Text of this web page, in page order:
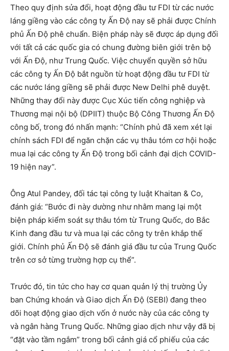
Theo quy định sửa đổi, hoạt động đầu tư FDI từ các nước
láng giềng vào các công ty Ấn Độ nay sẽ phải được Chính
phủ Ấn Độ phê chuẩn. Biện pháp này sẽ được áp dụng đối
với tất cả các quốc gia có chung đường biên giới trên bộ
với Ấn Độ, như Trung Quốc. Việc chuyển quyền sở hữu
các công ty Ấn Độ bắt nguồn từ hoạt động đầu tư FDI từ
các nước láng giềng sẽ phải được New Delhi phê duyệt.
Những thay đổi này được Cục Xúc tiến công nghiệp và
Thương mại nội bộ (DPIIT) thuộc Bộ Công Thương Ấn Độ
công bố, trong đó nhấn mạnh: “Chính phủ đã xem xét lại
chính sách FDI để ngăn chặn các vụ thâu tóm cơ hội hoặc
mua lại các công ty Ấn Độ trong bối cảnh đại dịch COVID-
19 hiện nay”.
Ông Atul Pandey, đối tác tại công ty luật Khaitan & Co,
đánh giá: “Bước đi này dường như nhằm mang lại một
biện pháp kiểm soát sự thâu tóm từ Trung Quốc, do Bắc
Kinh đang đầu tư và mua lại các công ty trên khắp thế
giới. Chính phủ Ấn Độ sẽ đánh giá đầu tư của Trung Quốc
trên cơ sở từng trường hợp cụ thể”.
Trước đó, tin tức cho hay cơ quan quản lý thị trường Ủy
ban Chứng khoán và Giao dịch Ấn Độ (SEBI) đang theo
dõi hoạt động giao dịch vốn ở nước này của các công ty
và ngân hàng Trung Quốc. Những giao dịch như vậy đã bị
“đặt vào tầm ngắm” trong bối cảnh giá cổ phiếu của các